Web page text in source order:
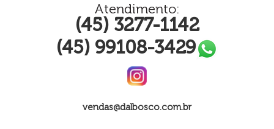
Atendimento:
(45) 3277-1142
(45) 99108-3429
vendas@dalbosco.com.br